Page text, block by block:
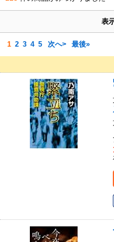
表
1 2 3 4 5 次へ> 最後»